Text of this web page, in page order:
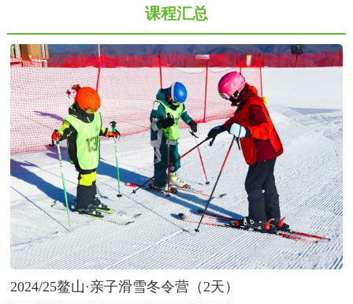
课程汇总
2024/25鳌山·亲子滑雪冬令营（2天）